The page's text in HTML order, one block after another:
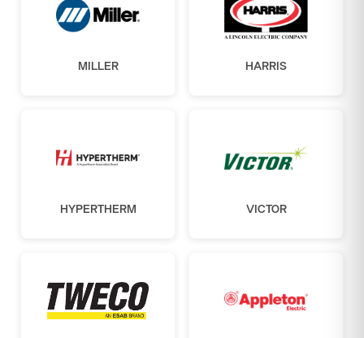
MILLER HARRIS
HYPERTHERM VICTOR